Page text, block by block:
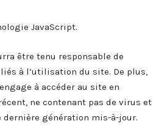
JavaScript.
être tenu responsable de
à l’utilisation du site. De plus,
à accéder au site en
ne contenant pas de virus et
dernière génération mis-à-jour.